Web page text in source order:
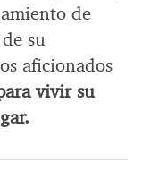
de
su
aficionados
vivir su